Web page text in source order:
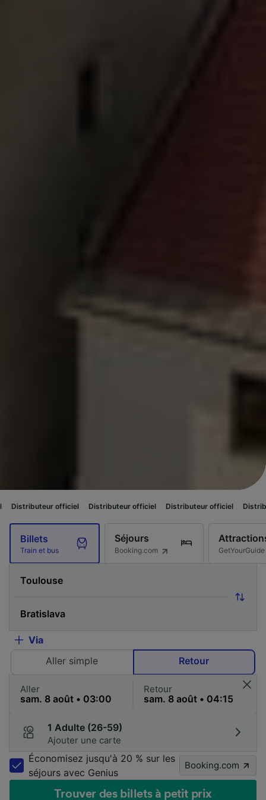
officiel Distributeur officiel Distributeur officiel Distributeur officiel
Billets
Train et bus
Séjours
Booking.com GetYourGuide
Via
Aller simple
Retour
Aller Retour
1 Adulte (26-59)
Ajouter une carte
Économisez jusqu'à 20 % sur les
séjours avec Genius
Booking.com
Trouver des billets à petit prix